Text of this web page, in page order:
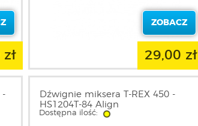
ZOBACZ
29,00 zł
-
Dźwignie miksera T-REX 450 -
HS1204T-84 Align
Dostępna ilość: